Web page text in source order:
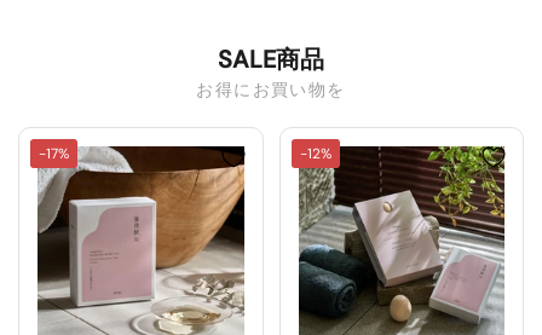
SALE商品
お得にお買い物を
-17% -12%